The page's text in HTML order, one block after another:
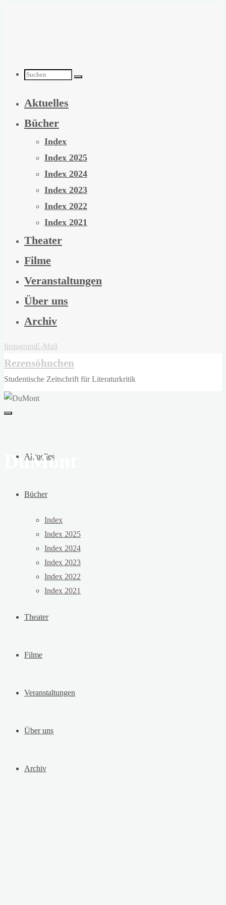
Suchen
nach:
Aktuelles
Bücher
Index
Index 2025
Index 2024
Index 2023
Index 2022
Index 2021
Theater
Filme
Veranstaltungen
Über uns
Archiv
InstagramE-Mail
Rezensöhnchen
Studentische Zeitschrift für Literaturkritik
Aktuelles
Bücher
Index
Index 2025
Index 2024
Index 2023
Index 2022
Index 2021
Theater
Filme
Veranstaltungen
Über uns
Archiv
DuMont